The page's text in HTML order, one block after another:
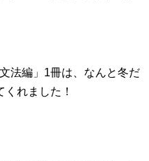
法編」1冊は、なんと冬だ
れました！